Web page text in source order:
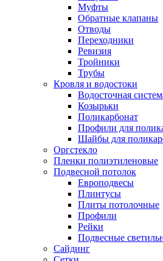
Муфты
Обратные клапаны
Отводы
Переходники
Ревизия
Тройники
Трубы
Кровля и водостоки
Водосточная
Козырьки
Поликарбонат
Профили для
Шайбы для
Оргстекло
Пленки полиэтиленовые
Подвесной потолок
Европодвесы
Плинтусы
Плиты потолочные
Профили
Рейки
Подвесные
Сайдинг